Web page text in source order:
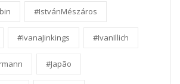
#IstvánMészáros
#IvanaJinkings #IvanIllich
#Japão